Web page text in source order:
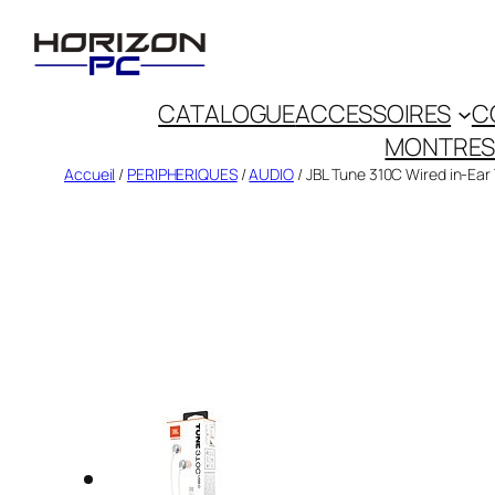
CATALOGUEACCESSOIRES
Accueil / PERIPHERIQUES/AUDIO/ JBL Tune 310C Wired in-